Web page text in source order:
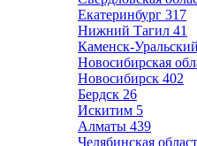
Екатеринбург 317
Нижний Тагил 41
Каменск-Уральский
Новосибирская
Новосибирск 402
Бердск 26
Искитим 5
Алматы 439
Челябинская